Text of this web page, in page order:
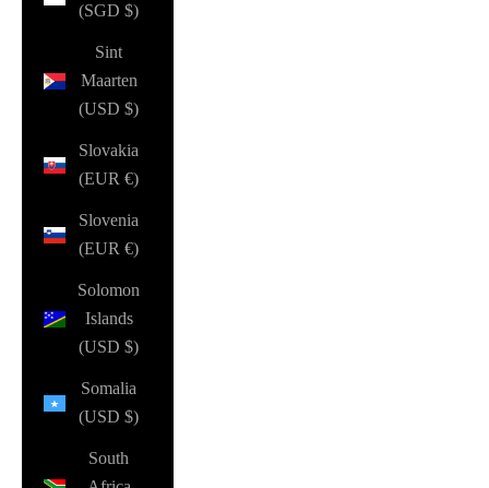
(SGD $)
Sint
Maarten
(USD $)
Slovakia
(EUR €)
Slovenia
(EUR €)
Solomon
Islands
(USD $)
Somalia
(USD $)
South